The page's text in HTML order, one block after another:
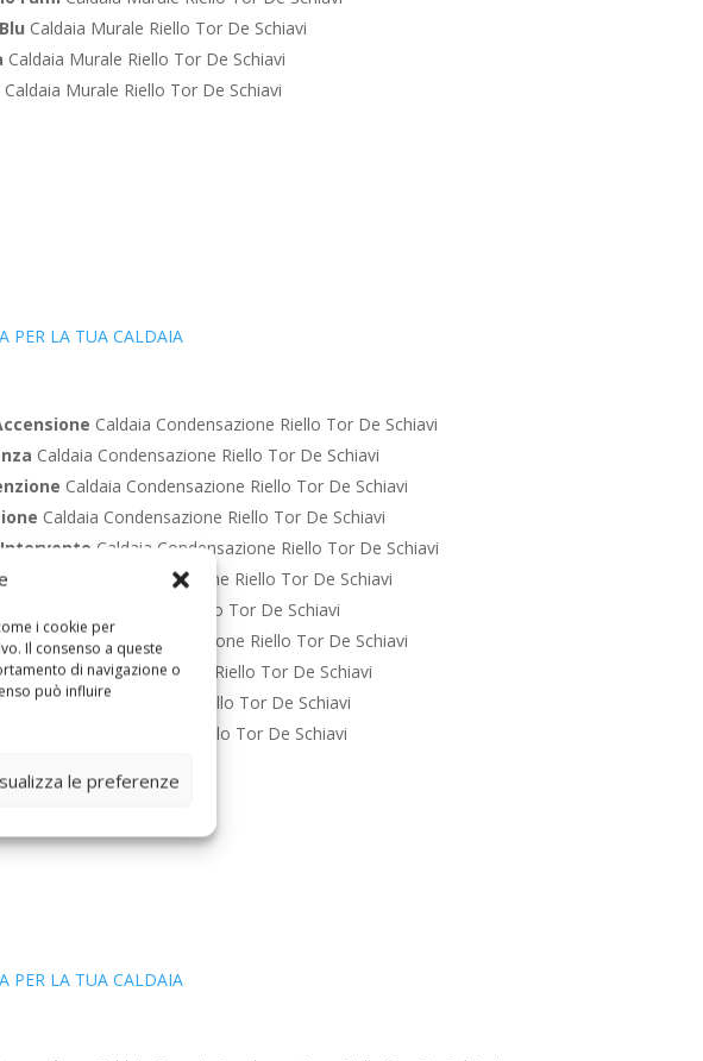
i cookie per
Il consenso a queste
di navigazione o
può influire
le preferenze
Caldaia Murale Riello Tor De Schiavi
Caldaia Murale Riello Tor De Schiavi
Caldaia Murale Riello Tor De Schiavi
PER LA TUA CALDAIA
Caldaia Condensazione Riello Tor De Schiavi
Caldaia Condensazione Riello Tor De Schiavi
Caldaia Condensazione Riello Tor De Schiavi
Caldaia Condensazione Riello Tor De Schiavi
Caldaia Condensazione Riello Tor De Schiavi
Caldaia Condensazione Riello Tor De Schiavi
Caldaia Condensazione Riello Tor De Schiavi
FumiCaldaia Condensazione Riello Tor De Schiavi
Caldaia Condensazione Riello Tor De Schiavi
Caldaia Condensazione Riello Tor De Schiavi
Caldaia Condensazione Riello Tor De Schiavi
PER LA TUA CALDAIA